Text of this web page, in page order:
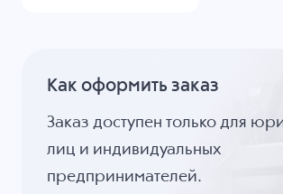
Как оформить заказ
Заказ доступен только для
лиц и индивидуальных
предпринимателей.